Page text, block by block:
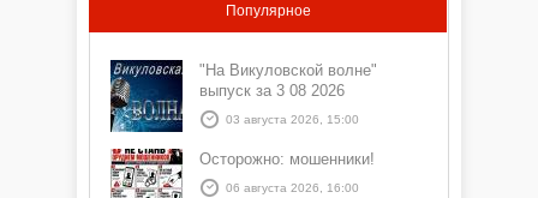
Популярное
"На Викуловской волне"
выпуск за 3 08 2026
03 августа 2026, 15:00
Осторожно: мошенники!
06 августа 2026, 16:00